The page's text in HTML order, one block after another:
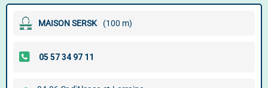
MAISON SERSK (100 m)